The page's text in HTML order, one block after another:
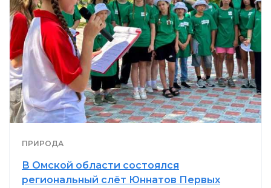
ПРИРОДА
В Омской области состоялся
региональный слёт Юннатов Первых